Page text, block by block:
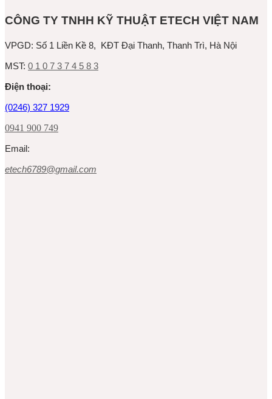
CÔNG TY TNHH KỸ THUẬT ETECH VIỆT NAM
VPGD: Số 1 Liền Kề 8, KĐT Đại Thanh, Thanh Trì, Hà Nội
MST: 0 1 0 7 3 7 4 5 8 3
Ðiện thoại:
(0246) 327 1929
0941 900 749
Email:
etech6789@gmail.com